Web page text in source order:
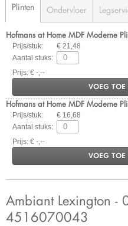
Plinten Ondervloer
Hofmans at Home MDF Moderne
Prijs/stuk:
€ 21,48
Aantal stuks:
Prijs: € -,--
VOEG TOE
Hofmans at Home MDF Moderne
Prijs/stuk:
€ 16,68
Aantal stuks:
Prijs: € -,--
VOEG TOE
Ambiant Lexington -
4516070043